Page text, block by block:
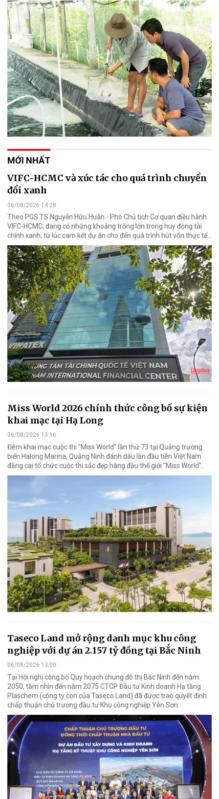
MỚI NHẤT
VIFC-HCMC và xúc tác cho quá trình chuyển
đổi xanh
06/08/2026 14:28
Theo PGS.TS Nguyễn Hữu Huân - Phó Chủ tịch Cơ quan điều hành
VIFC-HCMC, đang có những khoảng trống lớn trong huy động tài
chính xanh, từ lúc cam kết dự án cho đến quá trình hút vốn thực tế...
Miss World 2026 chính thức công bố sự kiện
khai mạc tại Hạ Long
06/08/2026 13:16
Đêm khai mạc cuộc thi “Miss World” lần thứ 73 tại Quảng trường
biển Halong Marina, Quảng Ninh đánh dấu lần đầu tiên Việt Nam
đăng cai tổ chức cuộc thi sắc đẹp hàng đầu thế giới “Miss World”.
Taseco Land mở rộng danh mục khu công
nghiệp với dự án 2.157 tỷ đồng tại Bắc Ninh
06/08/2026 13:00
Tại Hội nghị công bố Quy hoạch chung đô thị Bắc Ninh đến năm
2050, tầm nhìn đến năm 2075 CTCP Đầu tư Kinh doanh Hạ tầng
Plaschem (công ty con của Taseco Land) đã được trao quyết định
chấp thuận chủ trương đầu tư Khu công nghiệp Yên Sơn.